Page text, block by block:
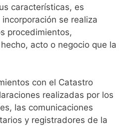
características, es
se realiza
procedimientos,
acto o negocio que la
con el Catastro
realizadas por los
las comunicaciones
y registradores de la